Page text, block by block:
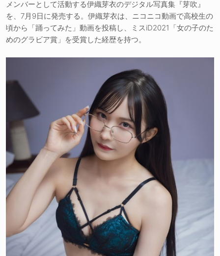
メンバーとして活動する伊織芽衣のデジタル写真集『芽吹』
を、7月9日に発売する。伊織芽衣は、ニコニコ動画で高校生の
頃から「踊ってみた」動画を投稿し、ミスiD2021「女の子のた
めのグラビア賞」を受賞した経歴を持つ。